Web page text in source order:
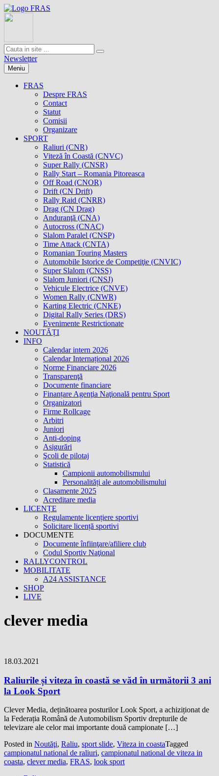
Newsletter
Meniu
FRAS
Despre FRAS
Contact
Statut
Comisii
Organizare
SPORT
Raliuri (CNR)
Viteză în Coastă (CNVC)
Super Rally (CNSR)
Rally Start – Romania Pitoreasca
Off Road (CNOR)
Drift (CN Drift)
Rally Raid (CNRR)
Drag (CN Drag)
Anduranţă (CNA)
Autocross (CNAC)
Slalom Paralel (CNSP)
Time Attack (CNTA)
Romanian Touring Masters
Automobile Istorice de Competiţie (CNVIC)
Super Slalom (CNSS)
Slalom Juniori (CNSJ)
Vehicule Electrice (CNVE)
Women Rally (CNWR)
Karting Electric (CNKE)
Digital Rally Series (DRS)
Evenimente Restrictionate
NOUTĂȚI
INFO
Calendar intern 2026
Calendar Internațional 2026
Norme Financiare 2026
Transparenţă
Documente financiare
Finanțare Agenţia Naţională pentru Sport
Organizatori
Firme Rollcage
Arbitri
Juniori
Anti-doping
Asigurări
Şcoli de pilotaj
Statistică
Campionii automobilismului
Personalități ale automobilismului
Clasamente 2025
Acreditare media
LICENȚE
Regulamente licențiere sportivi
Solicitare licență sportivi
DOCUMENTE
Documente înfiinţare/afiliere club
Codul Sportiv Naţional
RALLYCONTROL
MOBILITATE
A24 ASSISTANCE
SHOP
LIVE
clever media
18.03.2021
Raliurile și viteza în coastă se văd în următorii 3 ani
la Look Sport
Clever Media, deținătoarea posturilor Look Sport, a achiziționat de
la Federația Română de Automobilism Sportiv drepturile de
televizare ale celor mai importante două campionate […]
Posted in Noutăţi, Raliu, sport slide, Viteza in coastaTagged
campionatul national de raliuri, campionatul national de viteza in
coasta, clever media, FRAS, look sport